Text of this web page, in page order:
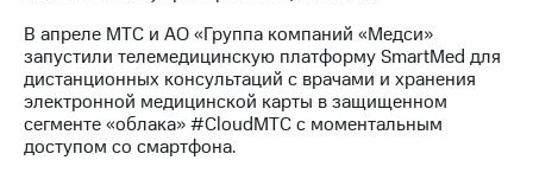
Собрания
акционеров
Личный
кабинет
акционера
Акционерный
капитал
В апреле МТС и АО «Группа компаний «Медси»
запустили телемедицинскую платформу SmartMed для
дистанционных консультаций с врачами и хранения
электронной медицинской карты в защищенном
сегменте «облака» #CloudMTC с моментальным
доступом со смартфона.